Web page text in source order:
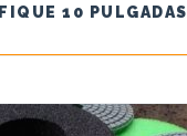
FIQUE 10 PULGADAS